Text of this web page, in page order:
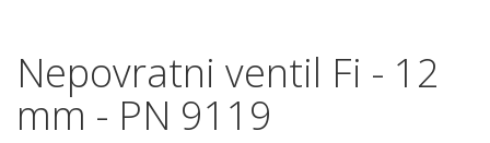
Nepovratni ventil Fi - 12
mm - PN 9119